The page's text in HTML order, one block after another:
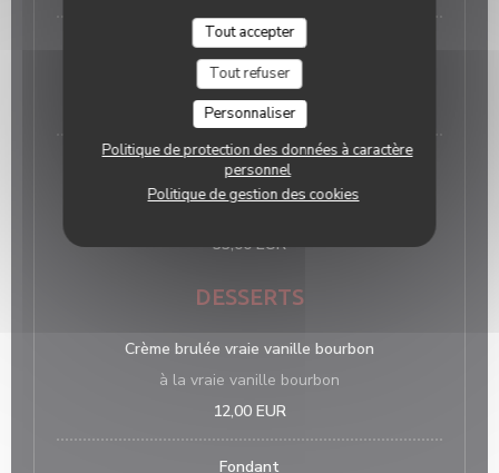
Tout accepter
Tout refuser
Personnaliser
Politique de protection des données à caractère
personnel
Politique de gestion des cookies
Magret de canard AU POIVRE
petits légumes FRITES SOUFFLÉES
23,00 EUR
Daurade royale ou bar meunière
(Entier ou filets levés), servi avec pommes de terre
33,00 EUR
DESSERTS
Crème brulée vraie vanille bourbon
à la vraie vanille bourbon
12,00 EUR
Fondant